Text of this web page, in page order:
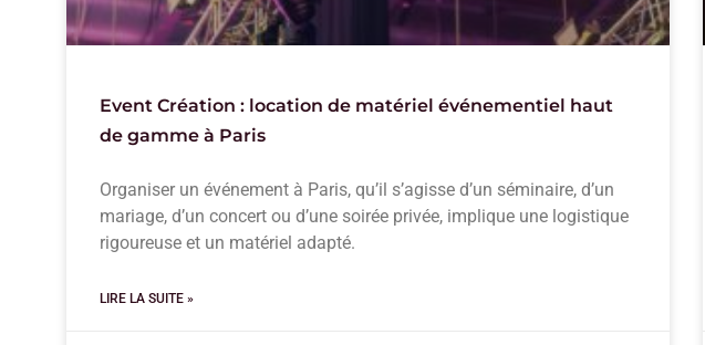
Event Création : location de matériel événementiel haut
de gamme à Paris
Organiser un événement à Paris, qu’il s’agisse d’un séminaire, d’un
mariage, d’un concert ou d’une soirée privée, implique une logistique
rigoureuse et un matériel adapté.
LIRE LA SUITE »